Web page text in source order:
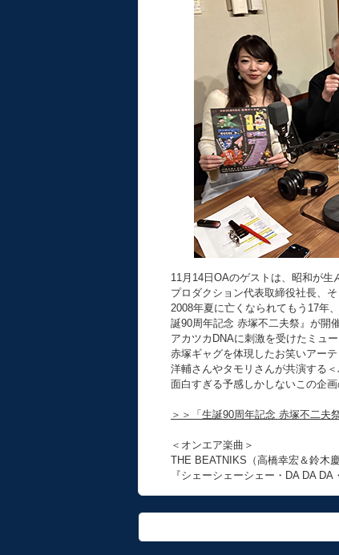
11月14日OAのゲストは、昭和が生
プロダクション代表取締役社長、
2008年夏に亡くなられてもう17年
誕90周年記念 赤塚不二夫祭』が開
アカツカDNAに刺激を受けたミュ
赤塚ギャグを体現したお笑いアー
洋輔さんやタモリさんが共演する
面白すぎる予感しかしないこの企
＞＞「生誕90周年記念 赤塚不二夫祭
＜オンエア楽曲＞
THE BEATNIKS（高橋幸宏＆鈴木慶
『シェーシェーシェー・DA DA DA